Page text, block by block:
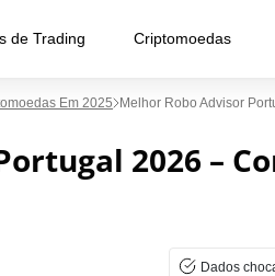
de Trading Criptomoedas
Em 2025 Melhor Robo Advisor
2026 –
Dados